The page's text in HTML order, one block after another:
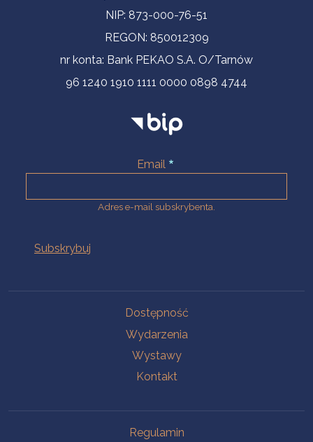
NIP: 873-000-76-51
REGON: 850012309
nr konta: Bank PEKAO S.A. O/Tarnów
96 1240 1910 1111 0000 0898 4744
Email
Adres e-mail subskrybenta.
Dostępność
Wydarzenia
Wystawy
Kontakt
Regulamin